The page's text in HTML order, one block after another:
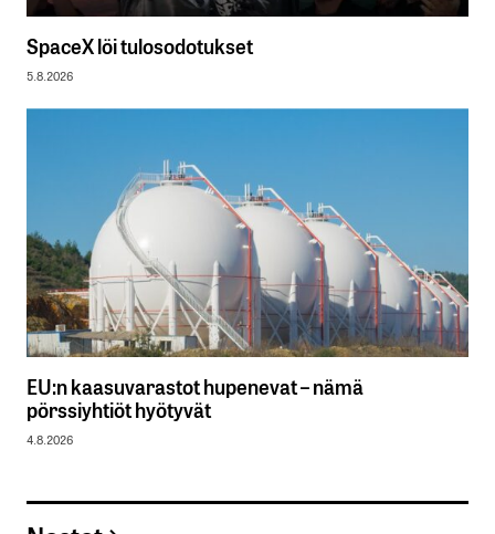
SpaceX löi tulosodotukset
5.8.2026
EU:n kaasuvarastot hupenevat – nämä
pörssiyhtiöt hyötyvät
4.8.2026